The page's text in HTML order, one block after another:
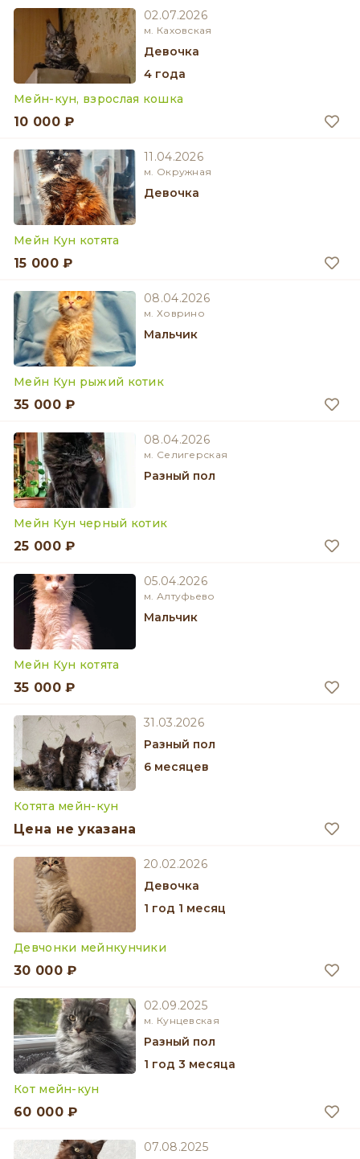
02.07.2026
м. Каховская
девочка
4 года
Мейн-кун, взрослая кошка
10 000 ₽
11.04.2026
м. Окружная
девочка
Мейн Кун котята
15 000 ₽
08.04.2026
м. Ховрино
мальчик
Мейн Кун рыжий котик
35 000 ₽
08.04.2026
м. Селигерская
разный пол
Мейн Кун черный котик
25 000 ₽
05.04.2026
м. Алтуфьево
мальчик
Мейн Кун котята
35 000 ₽
31.03.2026
разный пол
6 месяцев
Котята мейн-кун
Цена не указана
20.02.2026
девочка
1 год 1 месяц
Девчонки мейнкунчики
30 000 ₽
02.09.2025
м. Кунцевская
разный пол
1 год 3 месяца
Кот мейн-кун
60 000 ₽
07.08.2025